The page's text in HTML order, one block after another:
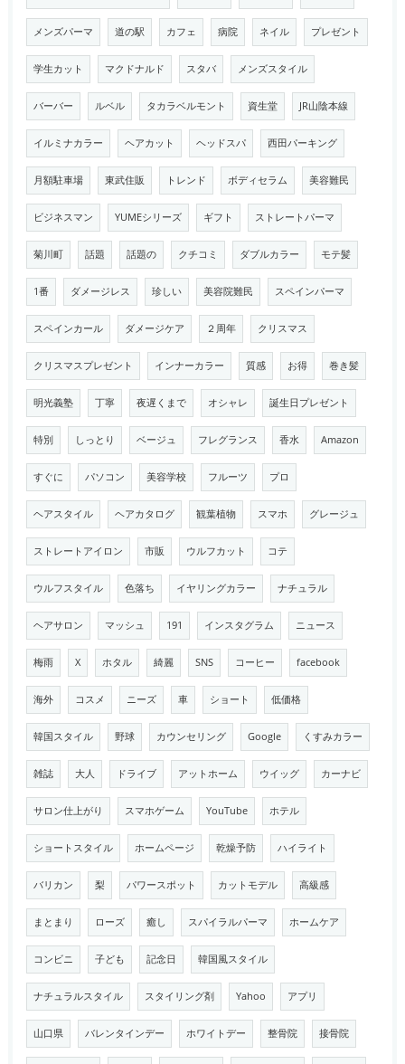
メンズパーマ 道の駅 カフェ 病院 ネイル プレゼント
学生カット マクドナルド スタバ メンズスタイル
バーバー ルベル タカラベルモント 資生堂 JR山陰本線
イルミナカラー ヘアカット ヘッドスパ 西田パーキング
月額駐車場 東武住販 トレンド ボディセラム 美容難民
ビジネスマン YUMEシリーズ ギフト ストレートパーマ
菊川町 話題 話題の クチコミ ダブルカラー モテ髪
1番 ダメージレス 珍しい 美容院難民 スペインパーマ
スペインカール ダメージケア ２周年 クリスマス
クリスマスプレゼント インナーカラー 質感 お得 巻き髪
明光義塾 丁寧 夜遅くまで オシャレ 誕生日プレゼント
特別 しっとり ベージュ フレグランス 香水 Amazon
すぐに パソコン 美容学校 フルーツ プロ
ヘアスタイル ヘアカタログ 観葉植物 スマホ グレージュ
ストレートアイロン 市販 ウルフカット コテ
ウルフスタイル 色落ち イヤリングカラー ナチュラル
ヘアサロン マッシュ 191 インスタグラム ニュース
梅雨 X ホタル 綺麗 SNS コーヒー facebook
海外 コスメ ニーズ 車 ショート 低価格
韓国スタイル 野球 カウンセリング Google くすみカラー
雑誌 大人 ドライブ アットホーム ウイッグ カーナビ
サロン仕上がり スマホゲーム YouTube ホテル
ショートスタイル ホームページ 乾燥予防 ハイライト
バリカン 梨 パワースポット カットモデル 高級感
まとまり ローズ 癒し スパイラルパーマ ホームケア
コンビニ 子ども 記念日 韓国風スタイル
ナチュラルスタイル スタイリング剤 Yahoo アプリ
山口県 バレンタインデー ホワイトデー 整骨院 接骨院